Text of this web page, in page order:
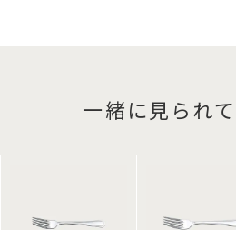
一緒に見られ